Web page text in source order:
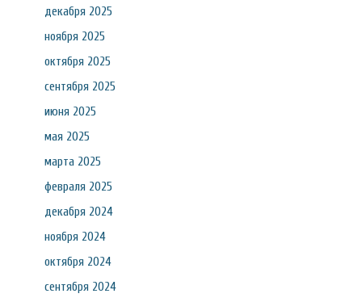
декабря 2025
ноября 2025
октября 2025
сентября 2025
июня 2025
мая 2025
марта 2025
февраля 2025
декабря 2024
ноября 2024
октября 2024
сентября 2024